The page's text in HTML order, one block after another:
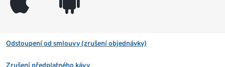
Odstoupení od smlouvy (zrušení objednávky)
Zrušení předplatného kávy